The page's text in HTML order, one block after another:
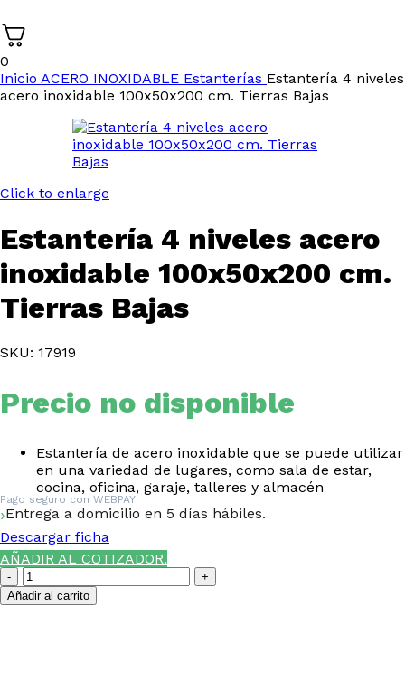
0
Inicio ACERO INOXIDABLE Estanterías Estantería 4 niveles
acero inoxidable 100x50x200 cm. Tierras Bajas
Click to enlarge
Estantería 4 niveles acero
inoxidable 100x50x200 cm.
Tierras Bajas
SKU: 17919
Precio no disponible
Estantería de acero inoxidable que se puede utilizar
en una variedad de lugares, como sala de estar,
cocina, oficina, garaje, talleres y almacén
Pago seguro con WEBPAY
Entrega a domicilio en 5 días hábiles.
Descargar ficha
AÑADIR AL COTIZADOR.
Estantería
4
niveles
Añadir al carrito